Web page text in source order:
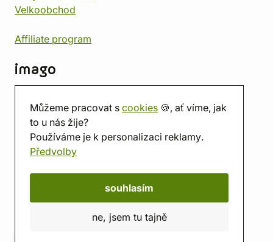
Můžeme pracovat s cookies 🍪, ať víme, jak
to u nás žije?
Používáme je k personalizaci reklamy.
Předvolby
souhlasím
ne, jsem tu tajně
Velkoobchod
Affiliate program
imago
Prodejna
Herna
O nás
Hodnocení obchodu